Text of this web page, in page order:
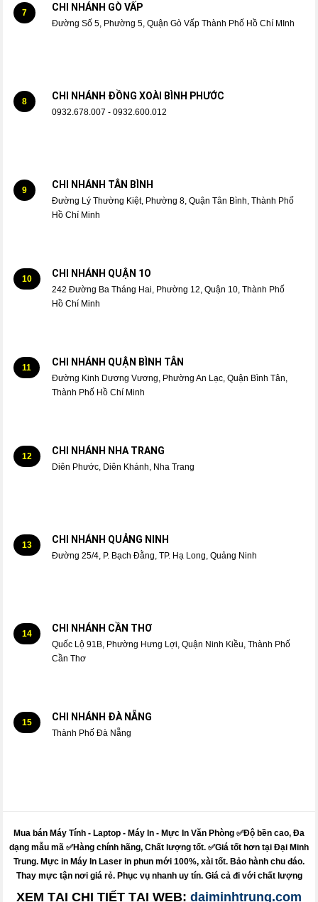
7 CHI NHÁNH GÒ VẤP
Đường Số 5, Phường 5, Quận Gò Vấp Thành Phố Hồ Chí MInh
8 CHI NHÁNH ĐỒNG XOÀI BÌNH PHƯỚC
0932.678.007 - 0932.600.012
9 CHI NHÁNH TÂN BÌNH
Đường Lý Thường Kiệt, Phường 8, Quận Tân Bình, Thành Phố
Hồ Chí Minh
10 CHI NHÁNH QUẬN 1O
242 Đường Ba Tháng Hai, Phường 12, Quận 10, Thành Phố
Hồ Chí Minh
11 CHI NHÁNH QUẬN BÌNH TÂN
Đường Kinh Dương Vương, Phường An Lạc, Quận Bình Tân,
Thành Phố Hồ Chí Minh
12 CHI NHÁNH NHA TRANG
Diên Phước, Diên Khánh, Nha Trang
13 CHI NHÁNH QUẢNG NINH
Đường 25/4, P. Bạch Đằng, TP. Hạ Long, Quảng Ninh
14 CHI NHÁNH CẦN THƠ
Quốc Lộ 91B, Phường Hưng Lợi, Quận Ninh Kiều, Thành Phố
Cần Thơ
15 CHI NHÁNH ĐÀ NẴNG
Thành Phố Đà Nẵng
Mua bán Máy Tính - Laptop - Máy In - Mực In Văn Phòng ✅Độ bền cao, Đa
dạng mẫu mã ✅Hàng chính hãng, Chất lượng tốt. ✅Giá tốt hơn tại Đại Minh
Trung. Mực in Máy In Laser in phun mới 100%, xài tốt. Bảo hành chu đáo.
Thay mựctận nơi giá rẻ. Phục vụ nhanh uy tín. Giá cả đi với chất lượng
XEM TẠI CHI TIẾT TẠI WEB: daiminhtrung.com